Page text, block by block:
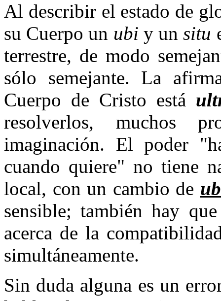
Al describir el estado de
su Cuerpo un ubi y unsitu
terrestre, de modo
sólo semejante. La
Cuerpo de Cristo está
resolverlos, muchos
imaginación. El poder
cuando quiere" no tiene
local, con un cambio de
sensible; también hay
acerca de la
simultáneamente.
Sin duda alguna es un